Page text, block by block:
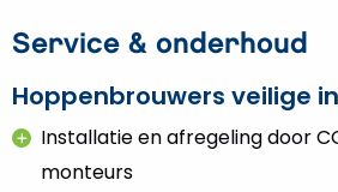
Service & onderhoud
Hoppenbrouwers veilige
Installatie en afregeling door
monteurs